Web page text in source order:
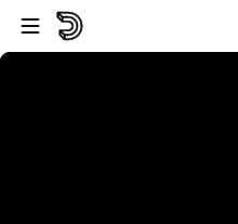
Vai al lettore
Passa al contenuto principale